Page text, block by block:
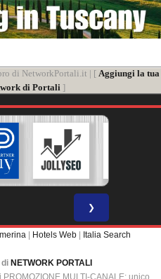
di NetworkPortali.it | [ Aggiungi la tua
di Portali]
❯
Hotels Web Italia Search
di NETWORK PORTALI
MULTI-CANALE: unico